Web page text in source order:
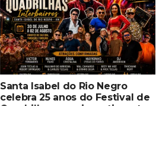
Santa Isabel do Rio Negro
celebra 25 anos do Festival de
Quadrilhas com investimento